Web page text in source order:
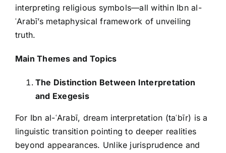
interpreting religious symbols—all within Ibn al-
ʿArabī’s metaphysical framework of unveiling
truth.
Main Themes and Topics
The Distinction Between Interpretation
and Exegesis
For Ibn al-ʿArabī, dream interpretation (taʿbīr) is a
linguistic transition pointing to deeper realities
beyond appearances. Unlike jurisprudence and